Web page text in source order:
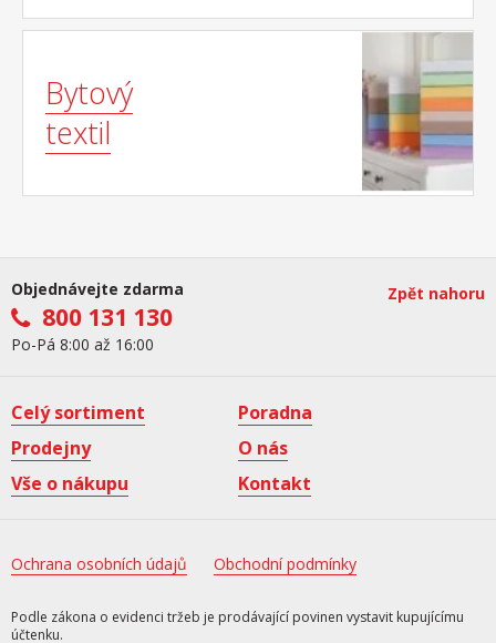
Bytový
textil
Objednávejte zdarma
800 131 130
Po-Pá 8:00 až 16:00
Zpět nahoru
Celý sortiment
Poradna
Prodejny
O nás
Vše o nákupu
Kontakt
Ochrana osobních údajů Obchodní podmínky
Podle zákona o evidenci tržeb je prodávající povinen vystavit kupujícímu
účtenku.